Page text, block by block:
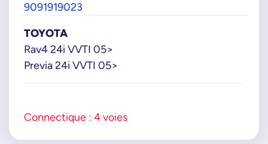
9091919023
TOYOTA
Rav4 24i VVTI 05>
Previa 24i VVTI 05>
Connectique : 4 voies